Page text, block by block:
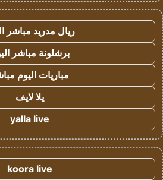
ريال مدريد مباشر
برشلونة مباشر
مباريات اليوم
يلا لايف
yalla live
koora live